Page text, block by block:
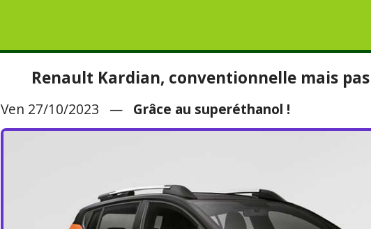
Renault Kardian, conventionnelle mais
Ven 27/10/2023 — Grâce au superéthanol !